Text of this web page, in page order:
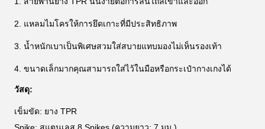
2. แหลมไมโครให้การยึดเกาะที่มีประสิทธิภาพ
3. น้ำหนักเบาเป็นพิเศษสวมใส่สบายแทบมองไม่เห็นรองเท้า
4. ขนาดเล็กมากคุณสามารถใส่ไว้ในมือหรือกระเป๋ากางเกงได้
วัสดุ:
เข็มขัด: ยาง TPR